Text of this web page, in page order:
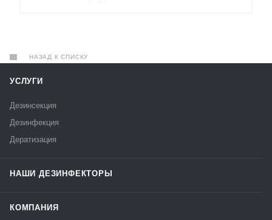
НАЗАД К СПИСКУ
УСЛУГИ
Дезинсекция
Дезинфекция
Дератизация
НАШИ ДЕЗИНФЕКТОРЫ
КОМПАНИЯ